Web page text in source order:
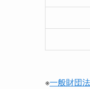
※一般財団